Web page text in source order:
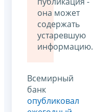
она может
содержать
устаревшую
информацию.
Всемирный
банк
опубликовал